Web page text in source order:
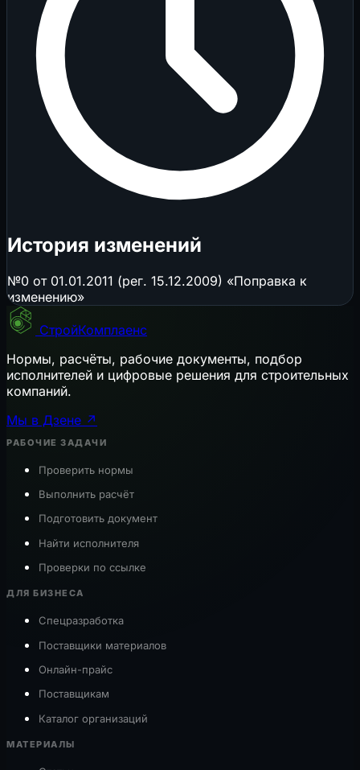
История изменений
№0 от 01.01.2011 (рег. 15.12.2009) «Поправка к
изменению»
СтройКомплаенс
Нормы, расчёты, рабочие документы, подбор
исполнителей и цифровые решения для строительных
компаний.
Мы в Дзене ↗
РАБОЧИЕ ЗАДАЧИ
Проверить нормы
Выполнить расчёт
Подготовить документ
Найти исполнителя
Проверки по ссылке
ДЛЯ БИЗНЕСА
Спецразработка
Поставщики материалов
Онлайн-прайс
Поставщикам
Каталог организаций
МАТЕРИАЛЫ